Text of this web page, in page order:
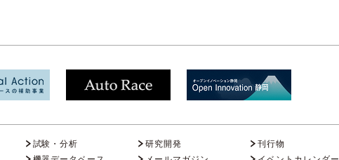
試験・分析 研究開発 刊行物